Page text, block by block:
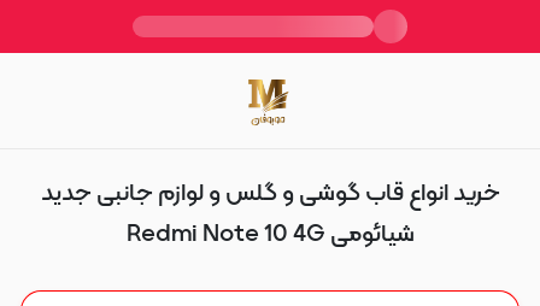
Redmi Note 10 4G
خرید انواع قاب گوشی و گلس و لوازم جانبی جدید
شیائومی Redmi Note 10 4G